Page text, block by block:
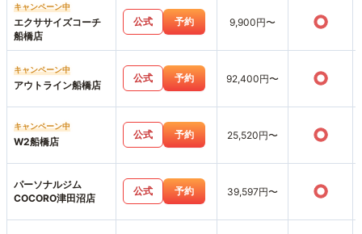
キャンペーン中
エクササイズコーチ
船橋店
公式 予約 9,900円〜 ○
キャンペーン中
アウトライン船橋店
公式 予約 92,400円〜 ○
キャンペーン中
W2船橋店
公式 予約 25,520円〜 ○
パーソナルジム
COCORO津田沼店
公式 予約 39,597円〜 ○